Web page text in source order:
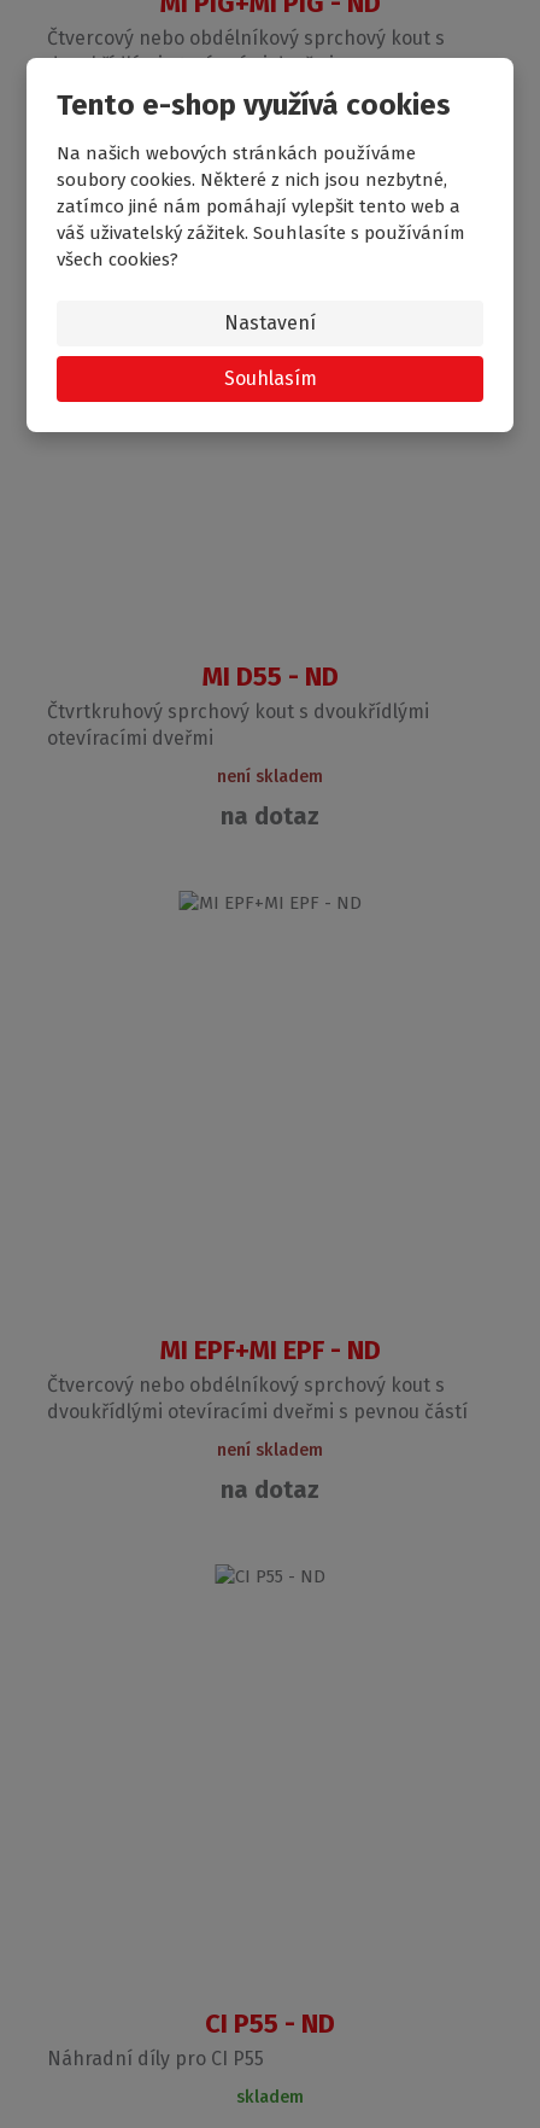
Tento e-shop využívá cookies
Na našich webových stránkách používáme
soubory cookies. Některé z nich jsou nezbytné,
zatímco jiné nám pomáhají vylepšit tento web a
váš uživatelský zážitek. Souhlasíte s používáním
všech cookies?
Nastavení
Souhlasím
Čtvercový nebo obdélníkový sprchový kout s
dvoukřídlými otevíracími dveřmi
není skladem
na dotaz
MI D55 - ND
Čtvrtkruhový sprchový kout s dvoukřídlými
otevíracími dveřmi
není skladem
na dotaz
MI EPF+MI EPF - ND
Čtvercový nebo obdélníkový sprchový kout s
dvoukřídlými otevíracími dveřmi s pevnou částí
není skladem
na dotaz
CI P55 - ND
Náhradní díly pro CI P55
skladem